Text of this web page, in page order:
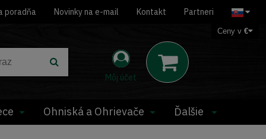
poradňa Novinky na e-mail Kontakt Partneri
Môj účet
Ceny v €
Ohniská a Ohrievače Ďalšie